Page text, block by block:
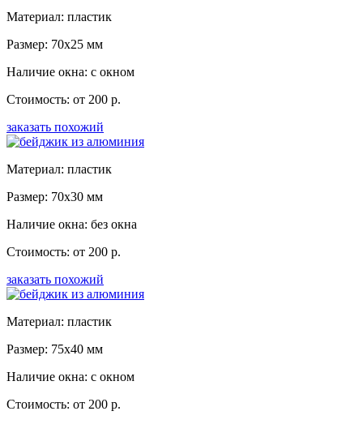
Материал: пластик
Размер: 70x25 мм
Наличие окна: с окном
Стоимость: от 200 р.
заказать похожий
Материал: пластик
Размер: 70x30 мм
Наличие окна: без окна
Стоимость: от 200 р.
заказать похожий
Материал: пластик
Размер: 75x40 мм
Наличие окна: с окном
Стоимость: от 200 р.